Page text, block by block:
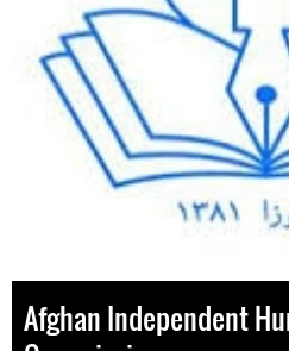
Afghan Independent